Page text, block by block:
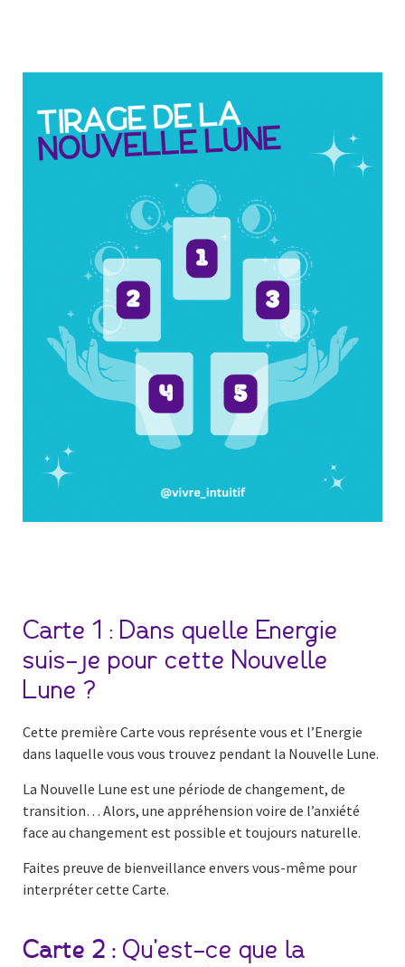
Carte 1 : Dans quelle Energie
suis-je pour cette Nouvelle
Lune ?
Cette première Carte vous représente vous et l’Energie
dans laquelle vous vous trouvez pendant la Nouvelle Lune.
La Nouvelle Lune est une période de changement, de
transition… Alors, une appréhension voire de l’anxiété
face au changement est possible et toujours naturelle.
Faites preuve de bienveillance envers vous-même pour
interpréter cette Carte.
Carte 2 : Qu’est-ce que la